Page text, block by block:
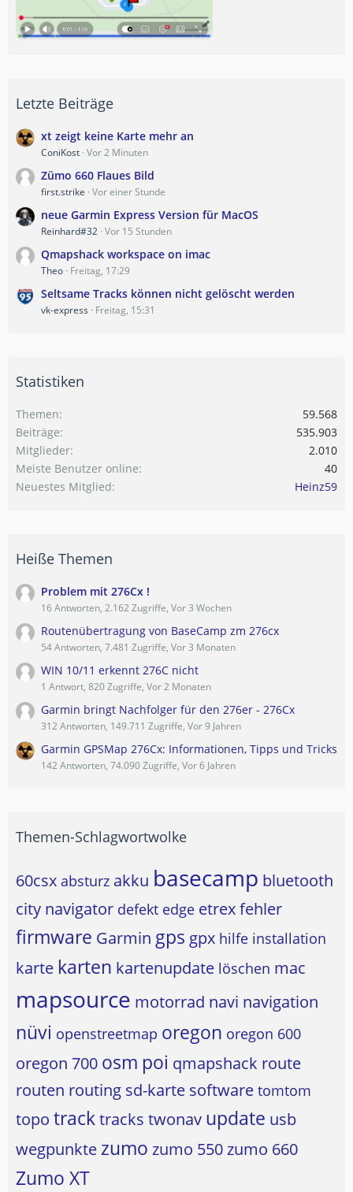
Letzte Beiträge
xt zeigt keine Karte mehr an
ConiKost Vor 2 Minuten
Zümo 660 Flaues Bild
first.strike Vor einer Stunde
neue Garmin Express Version für MacOS
Reinhard#32 Vor 15 Stunden
Qmapshack workspace on imac
Theo Freitag, 17:29
Seltsame Tracks können nicht gelöscht werden
vk-express Freitag, 15:31
Statistiken
Themen
59.568
Beiträge
535.903
Mitglieder
2.010
Meiste Benutzer online
40
Neuestes Mitglied
Heinz59
Heiße Themen
Problem mit 276Cx !
16 Antworten, 2.162 Zugriffe, Vor 3 Wochen
Routenübertragung von BaseCamp zm 276cx
54 Antworten, 7.481 Zugriffe, Vor 3 Monaten
WIN 10/11 erkennt 276C nicht
1 Antwort, 820 Zugriffe, Vor 2 Monaten
Garmin bringt Nachfolger für den 276er - 276Cx
312 Antworten, 149.711 Zugriffe, Vor 9 Jahren
Garmin GPSMap 276Cx: Informationen, Tipps und Tricks
142 Antworten, 74.090 Zugriffe, Vor 6 Jahren
Themen-Schlagwortwolke
60csx absturz akku basecamp bluetooth
city navigator defekt edge etrexfehler
firmware Garmin gps gpx hilfe installation
karte karten kartenupdate löschen mac
mapsource motorrad navi navigation
nüvi openstreetmap oregon oregon 600
oregon 700 osm poi qmapshack route
routen routing sd-karte software tomtom
topo tracktracks twonav update usb
wegpunkte zumo zumo 550zumo 660
Zumo XT